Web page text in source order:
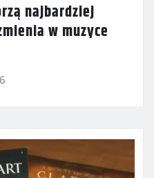
najbardziej
w muzyce